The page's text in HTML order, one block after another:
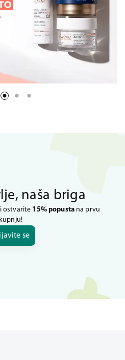
naša briga
ostvarite 15% popustana prvu
kupnju!
se